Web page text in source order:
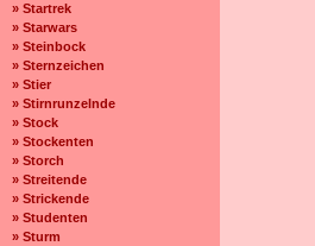
» Startrek
» Starwars
» Steinbock
» Sternzeichen
» Stier
» Stirnrunzelnde
» Stock
» Stockenten
» Storch
» Streitende
» Strickende
» Studenten
» Sturm